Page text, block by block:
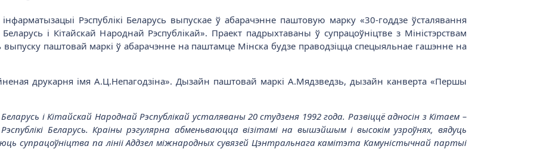
інфарматызацыі Рэспублікі Беларусь выпускае ў абарачэнне паштовую марку «30-годдзе ўсталявання
і Кітайскай Народнай Рэспублікай». Праект падрыхтаваны ў супрацоўніцтве з Міністэрствам
выпуску паштовай маркі ў абарачэнне на паштамце Мінска будзе праводзіцца спецыяльнае гашэнне на
друкарня імя А.Ц.Непагодзіна». Дызайн паштовай маркі А.Мядзведзь, дызайн канверта «Першы
і Кітайскай Народнай Рэспублікай усталяваны 20 студзеня 1992 года. Развіццё адносін з Кітаем –
Беларусь. Краіны рэгулярна абменьваюцца візітамі на вышэйшым і высокім узроўнях, вядуць
супрацоўніцтва па лініі Аддзел міжнародных сувязей Цэнтральнага камітэта Камуністычнай партыі